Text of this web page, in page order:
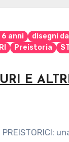
6 anni disegni
Preistoria
E